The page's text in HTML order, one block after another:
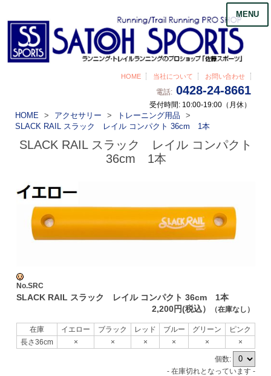
HOME 当社について お問い合わせ
電話: 0428-24-8661
受付時間: 10:00-19:00（月休）
MENU
HOME アクセサリー
トレーニング用品
SLACK RAIL スラック レイル コンパクト 36cm 1本
SLACK RAIL スラック レイル コンパクト
36cm 1本
No.SRC
SLACK RAIL スラック レイル コンパクト 36cm 1本
2,200円(税込）
（在庫なし）
在庫 イエロー ブラック レッド ブルー グリーン
ピンク
長さ36cm
× × × × ×
×
個数:
- 在庫切れとなっています -